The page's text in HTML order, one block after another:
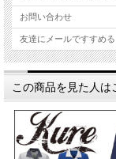
お問い合わせ
友達にメールですすめる
この商品を見た人は